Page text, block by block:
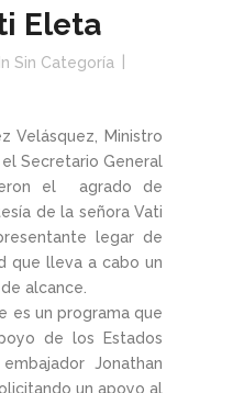
Eleta
In Sin Categoría
Velásquez, Ministro
Secretario General
el agrado de
de la señora Vati
legar de
que lleva a cabo un
alcance.
es un programa que
de los Estados
Jonathan
un apoyo al